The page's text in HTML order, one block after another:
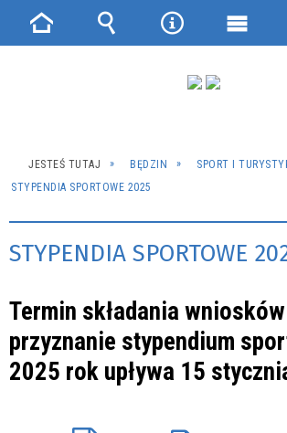
JESTEŚ TUTAJ BĘDZIN
SPORT I
STYPENDIA SPORTOWE 2025
STYPENDIA SPORTOWE
Termin składania
przyznanie stypendium
2025 rok upływa 15
Strona Wyszukiwarka
NarzędziaMenu